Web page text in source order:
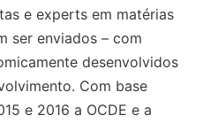
e experts em matérias
ser enviados – com
desenvolvidos
Com base
e 2016 a OCDE e a